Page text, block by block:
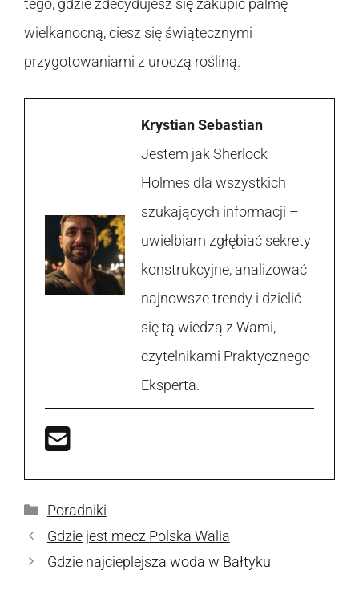
tego, gdzie zdecydujesz się zakupić palmę
wielkanocną, ciesz się świątecznymi
przygotowaniami z uroczą rośliną.
Krystian Sebastian
Jestem jak Sherlock
Holmes dla wszystkich
szukających informacji –
uwielbiam zgłębiać sekrety
konstrukcyjne, analizować
najnowsze trendy i dzielić
się tą wiedzą z Wami,
czytelnikami Praktycznego
Eksperta.
Kategorie
Poradniki
Gdzie jest mecz Polska Walia
Gdzie najcieplejsza woda w Bałtyku